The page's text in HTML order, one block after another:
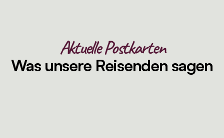
Aktuelle Postkarten
Was unsere Reisenden sagen